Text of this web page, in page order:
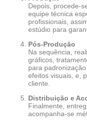
Depois, procede-
equipe técnica
profissionais,
estúdio para
Pós-Produção
Na sequência,
gráficos,
para
efeitos visuais, e,
cliente.
Distribuição e
Finalmente,
acompanha-se